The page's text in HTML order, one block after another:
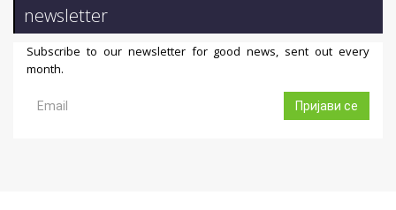
newsletter
Subscribe to our newsletter for good news, sent out every
month.
Пријави се